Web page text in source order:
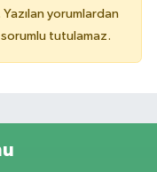
yorumlardan
tutulamaz.